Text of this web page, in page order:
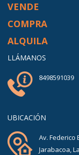
VENDE
COMPRA
ALQUILA
LLÁMANOS
8498591039
UBICACIÓN
Av. Federico
Jarabacoa,